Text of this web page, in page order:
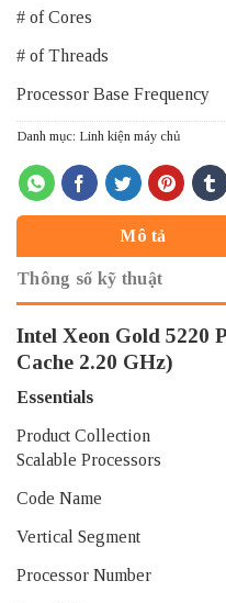
# of Cores
# of Threads
Processor Base
Danh mục: Linh kiện máy chủ
Mô tả
Thông số kỹ thuật
Intel Xeon Gold 5220
Cache 2.20 GHz)
Essentials
Product Collection
Scalable Processors
Code Name
Vertical Segment
Processor Number